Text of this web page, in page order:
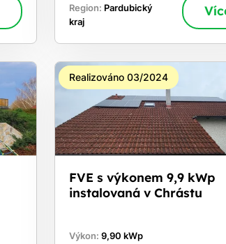
Region: Pardubický
kraj
Realizováno 03/2024
FVE s výkonem 9,9 kWp
instalovaná v Chrástu
Výkon: 9,90 kWp